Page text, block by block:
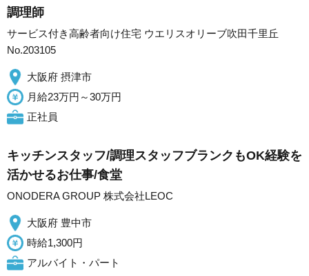
調理師
サービス付き高齢者向け住宅 ウエリスオリーブ吹田千里丘
No.203105
大阪府 摂津市
月給23万円～30万円
正社員
キッチンスタッフ/調理スタッフブランクもOK経験を
活かせるお仕事/食堂
ONODERA GROUP 株式会社LEOC
大阪府 豊中市
時給1,300円
アルバイト・パート